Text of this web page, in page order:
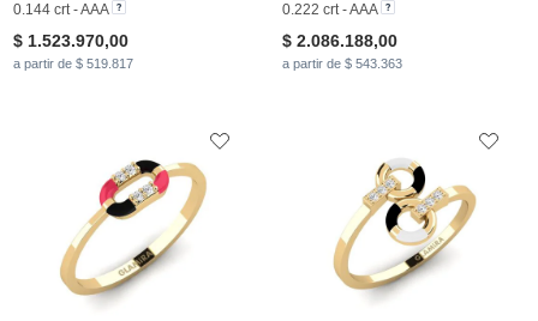
0.144 crt - AAA
$ 1.523.970,00
a partir de $ 519.817
0.222 crt - AAA
$ 2.086.188,00
a partir de $ 543.363